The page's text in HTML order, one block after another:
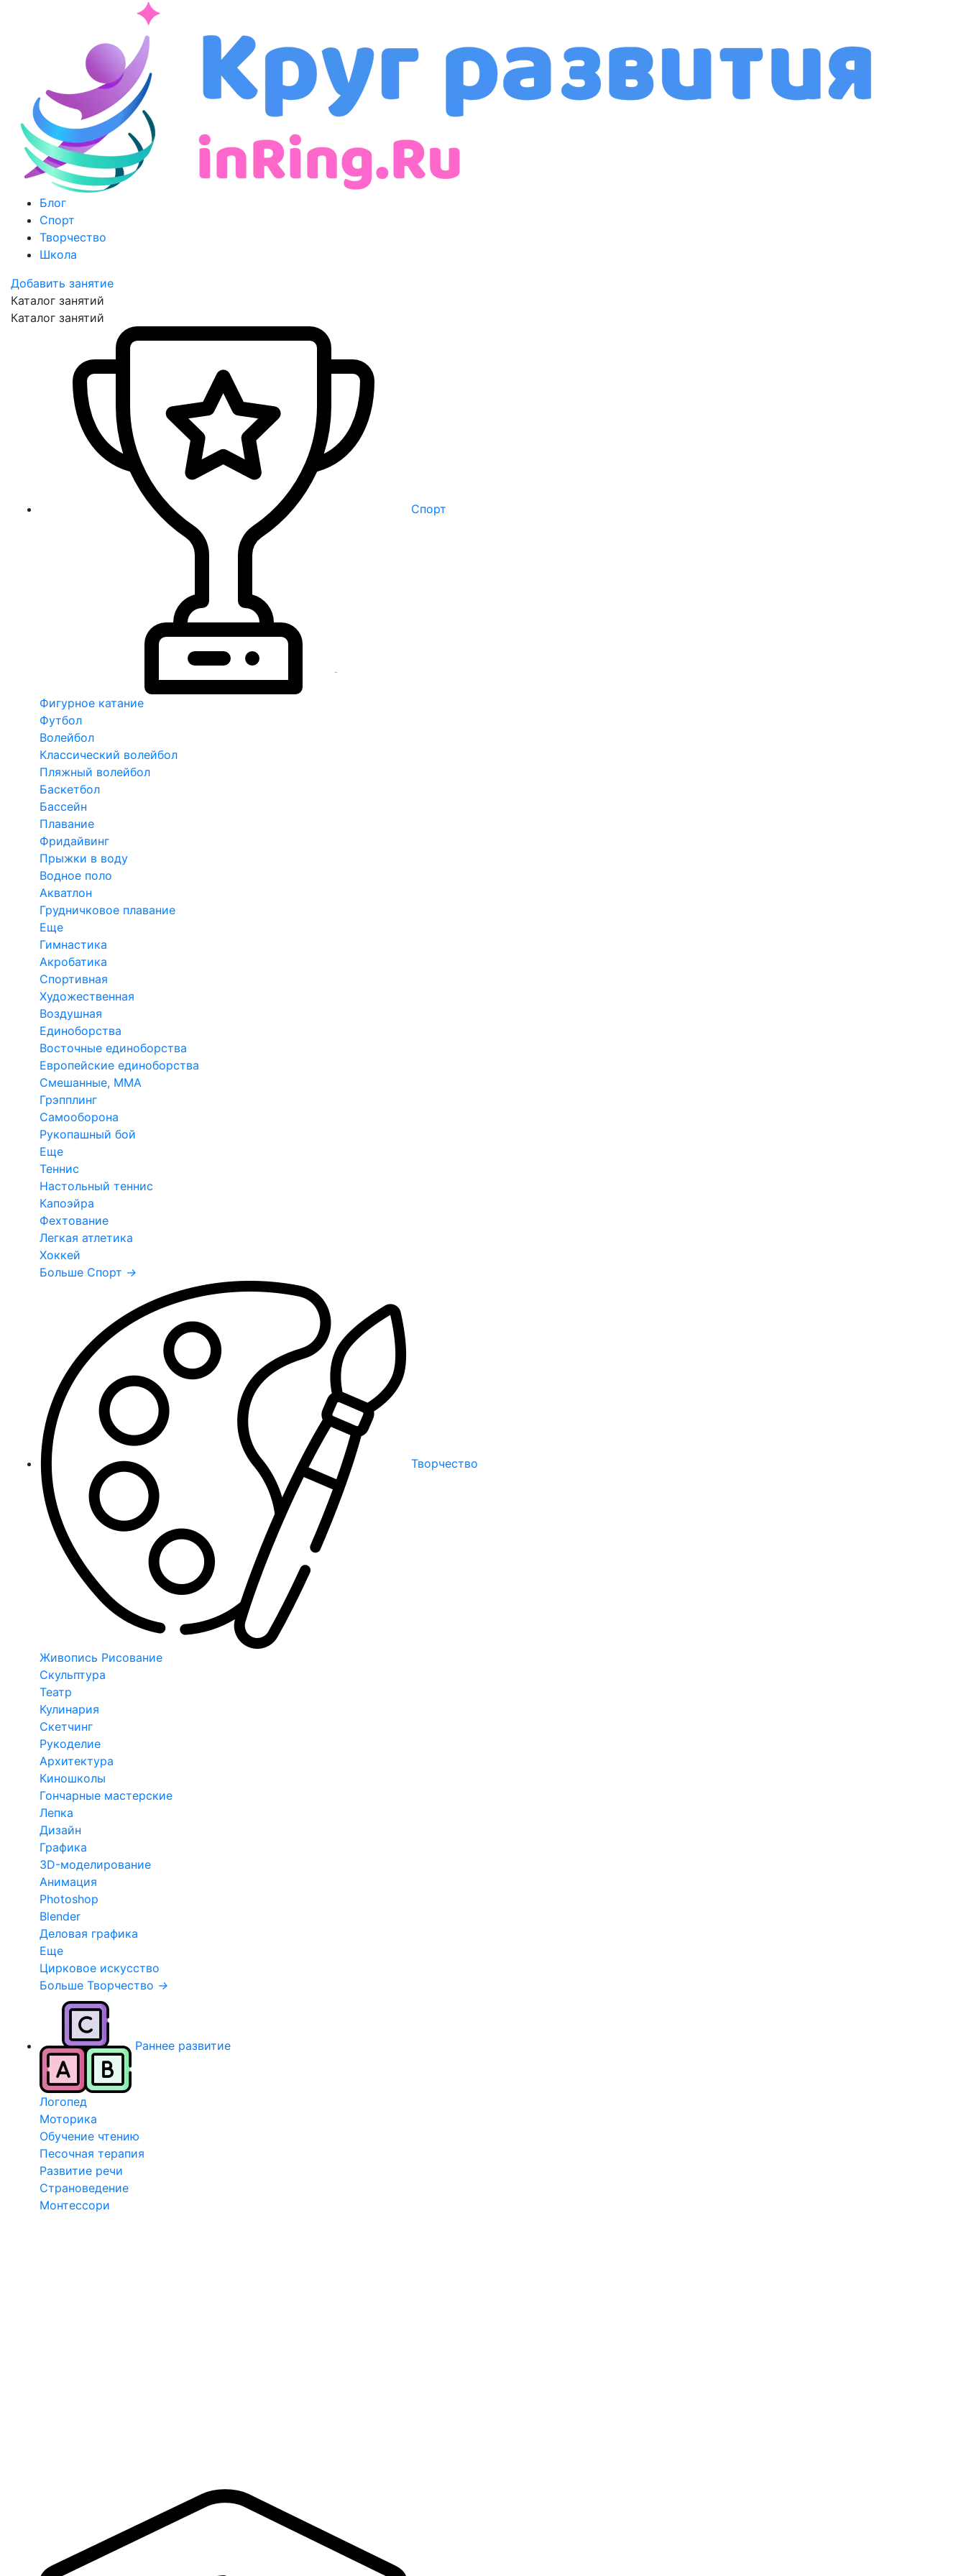
Блог
Спорт
Творчество
Школа
Добавить занятие
Каталог занятий
Каталог занятий
Спорт
Фигурное катание
Футбол
Волейбол
Классический волейбол
Пляжный волейбол
Баскетбол
Бассейн
Плавание
Фридайвинг
Прыжки в воду
Водное поло
Акватлон
Грудничковое плавание
Еще
Гимнастика
Акробатика
Спортивная
Художественная
Воздушная
Единоборства
Восточные единоборства
Европейские единоборства
Смешанные, ММА
Грэпплинг
Самооборона
Рукопашный бой
Еще
Теннис
Настольный теннис
Капоэйра
Фехтование
Легкая атлетика
Хоккей
Больше Спорт →
Творчество
Живопись Рисование
Скульптура
Театр
Кулинария
Скетчинг
Рукоделие
Архитектура
Киношколы
Гончарные мастерские
Лепка
Дизайн
Графика
3D-моделирование
Анимация
Photoshop
Blender
Деловая графика
Еще
Цирковое искусство
Больше Творчество →
Раннее развитие
Логопед
Моторика
Обучение чтению
Песочная терапия
Развитие речи
Страноведение
Монтессори